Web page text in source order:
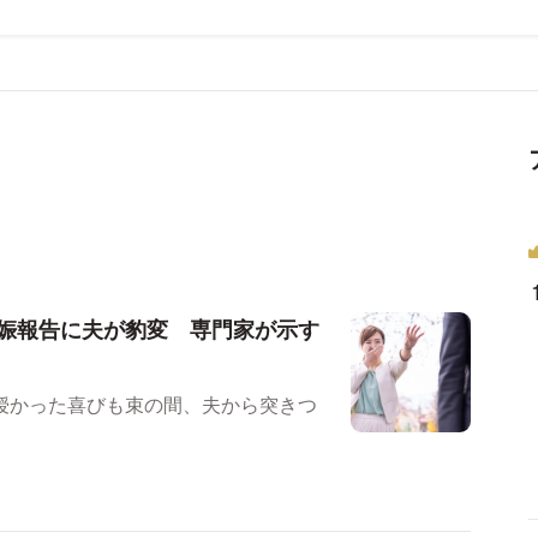
報告に夫が豹変 専門家が示す
った喜びも束の間、夫から突きつ